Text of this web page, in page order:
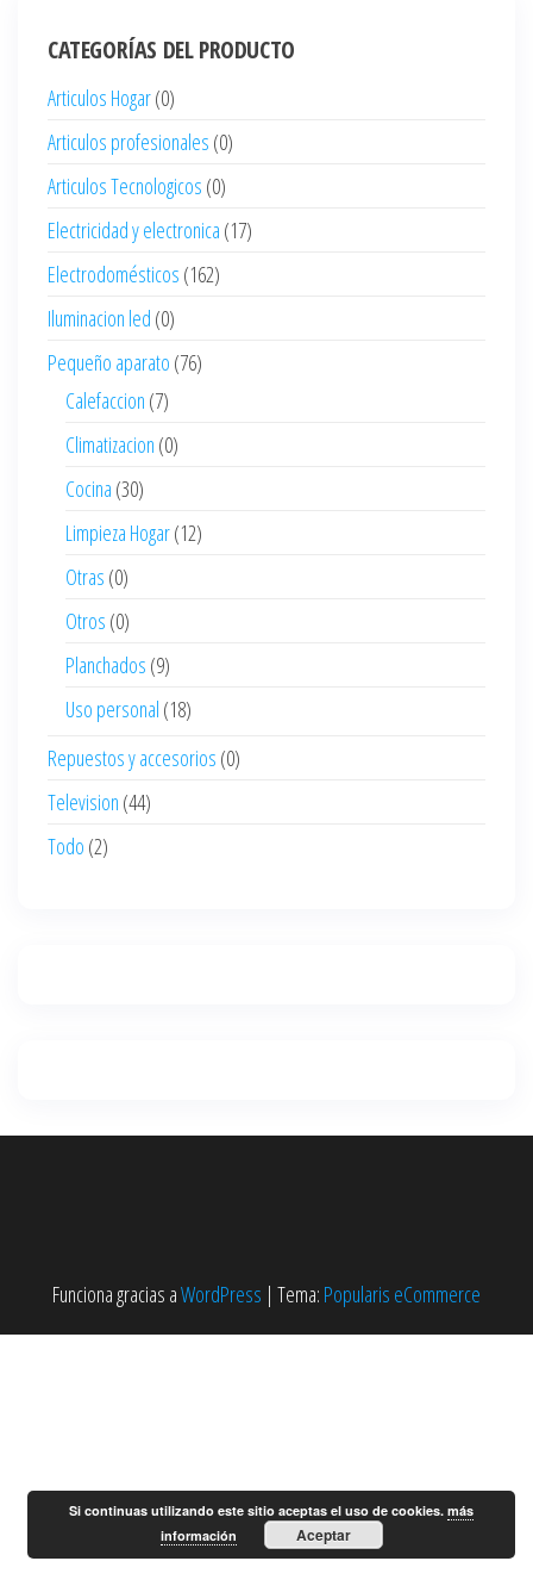
CATEGORÍAS DEL PRODUCTO
Articulos Hogar(0)
Articulos profesionales (0)
Articulos Tecnologicos (0)
Electricidad y electronica (17)
Electrodomésticos (162)
Iluminacion led (0)
Pequeño aparato (76)
Calefaccion (7)
Climatizacion (0)
Cocina (30)
Limpieza Hogar(12)
Otras (0)
Otros (0)
Planchados (9)
Uso personal (18)
Repuestos y accesorios (0)
Television (44)
Todo (2)
Funciona gracias aWordPress | Tema: Popularis eCommerce
Si continuas utilizando este sitio aceptas el uso de cookies.más
información
Aceptar